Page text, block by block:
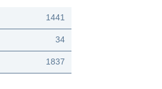
1441
34
1837